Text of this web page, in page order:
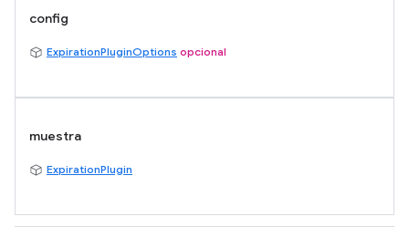
config
ExpirationPluginOptions opcional
muestra
ExpirationPlugin